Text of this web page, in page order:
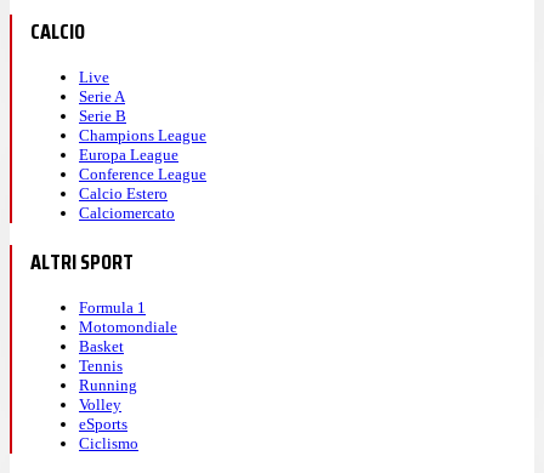
CALCIO
Live
Serie A
Serie B
Champions League
Europa League
Conference League
Calcio Estero
Calciomercato
ALTRI SPORT
Formula 1
Motomondiale
Basket
Tennis
Running
Volley
eSports
Ciclismo